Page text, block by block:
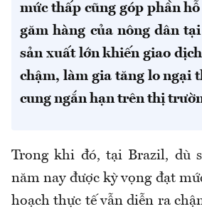
mức thấp cũng góp phần
găm hàng của nông dân
sản xuất lớn khiến giao
chậm, làm gia tăng lo ngại
cung ngắn hạn trên thị
Trong khi đó, tại Brazil, dù
năm nay được kỳ vọng đạt
hoạch thực tế vẫn diễn ra